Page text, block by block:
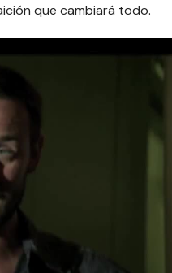
que cambiará todo.